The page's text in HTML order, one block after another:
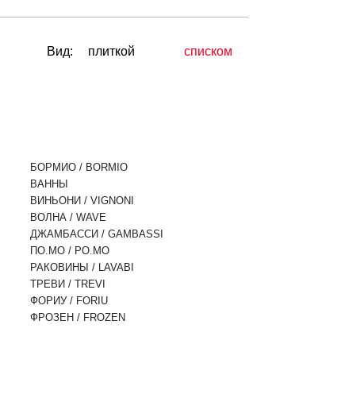
Вид: плиткой списком
БОРМИО / BORMIO
ВАННЫ
ВИНЬОНИ / VIGNONI
ВОЛНА / WAVE
ДЖАМБАССИ / GAMBASSI
ПО.МО / PO.MO
РАКОВИНЫ / LAVABI
ТРЕВИ / TREVI
ФОРИУ / FORIU
ФРОЗЕН / FROZEN